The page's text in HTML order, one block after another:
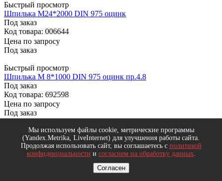
Быстрый просмотр
Шпилька М24*2000 DIN 975 оцинк
Под заказ
Код товара: 006644
Цена по запросу
Под заказ
Быстрый просмотр
Шпилька М 8*1000 DIN 975 оцинк пр.4.8
Под заказ
Код товара: 692598
Цена по запросу
Под заказ
Быстрый просмотр
Шпилька М 8*2000 DIN 975 оцинк
Под заказ
Код товара: 006582
Мы используем файлы cookie, метрические программы
(Yandex.Metrika, LiveInternet) для улучшения работы сайта.
Продолжая использовать сайт, вы соглашаетесь с политикой
конфиденциальности и согласием на обработку данных.
Согласен